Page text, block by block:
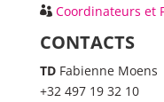
Coordinateurs et
CONTACTS
TD Fabienne Moens
+32 497 19 32 10